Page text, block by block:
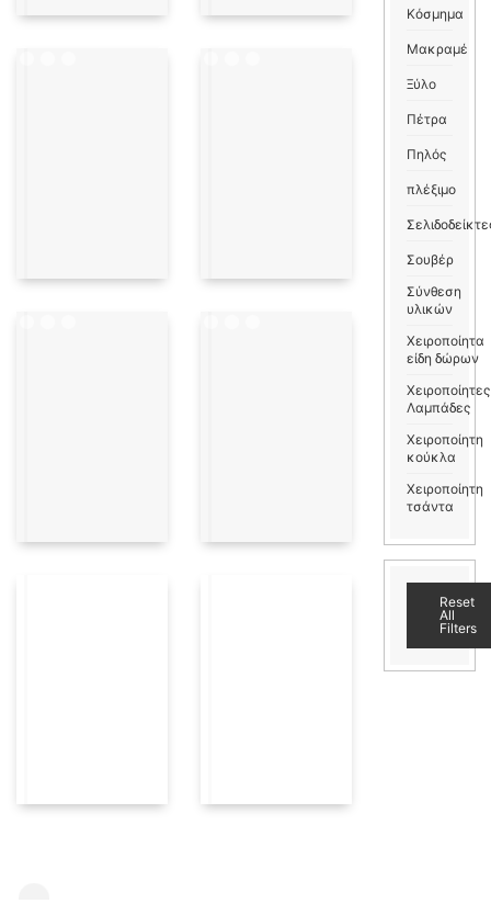
Κόσμημα
Μακραμέ
Ξύλο
Πέτρα
Πηλός
πλέξιμο
Σουβέρ
Σύνθεση
υλικών
Χειροποίητα
είδη δώρων
Χειροποίητες
Λαμπάδες
Χειροποίητη
κούκλα
Χειροποίητη
τσάντα
Reset
All
Filters